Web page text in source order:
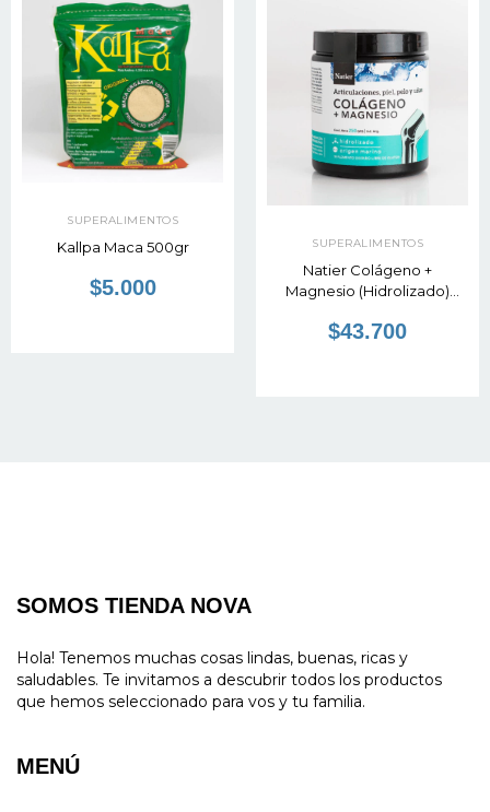
SUPERALIMENTOS
Kallpa Maca 500gr
$5.000
SUPERALIMENTOS
Natier Colágeno +
Magnesio (Hidrolizado)
$43.700
SOMOS TIENDA NOVA
Hola! Tenemos muchas cosas lindas, buenas, ricas y
saludables. Te invitamos a descubrir todos los productos
que hemos seleccionado para vos y tu familia.
MENÚ